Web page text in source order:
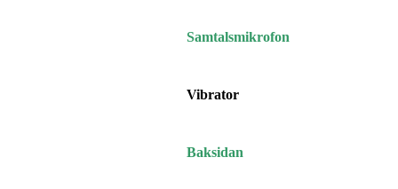
Samtalsmikrofon
Vibrator
Baksidan